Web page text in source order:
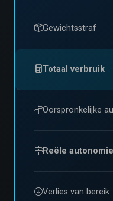
Gewichtsstraf
Totaal verbruik
Oorspronkelijke
Reële autonomie
Verlies van bereik